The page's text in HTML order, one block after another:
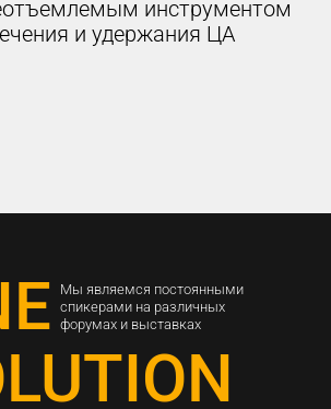
Мы являемся постоянными
спикерами на различных
форумах и выставках